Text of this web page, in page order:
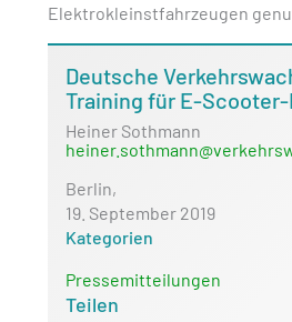
Elektrokleinstfahrzeugen
Deutsche
Training für E-Scooter-
Heiner Sothmann
Berlin,
19. September 2019
Kategorien
Pressemitteilungen
Teilen